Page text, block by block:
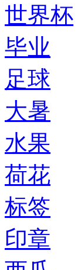
世界杯
毕业
足球
大暑
水果
荷花
标签
印章